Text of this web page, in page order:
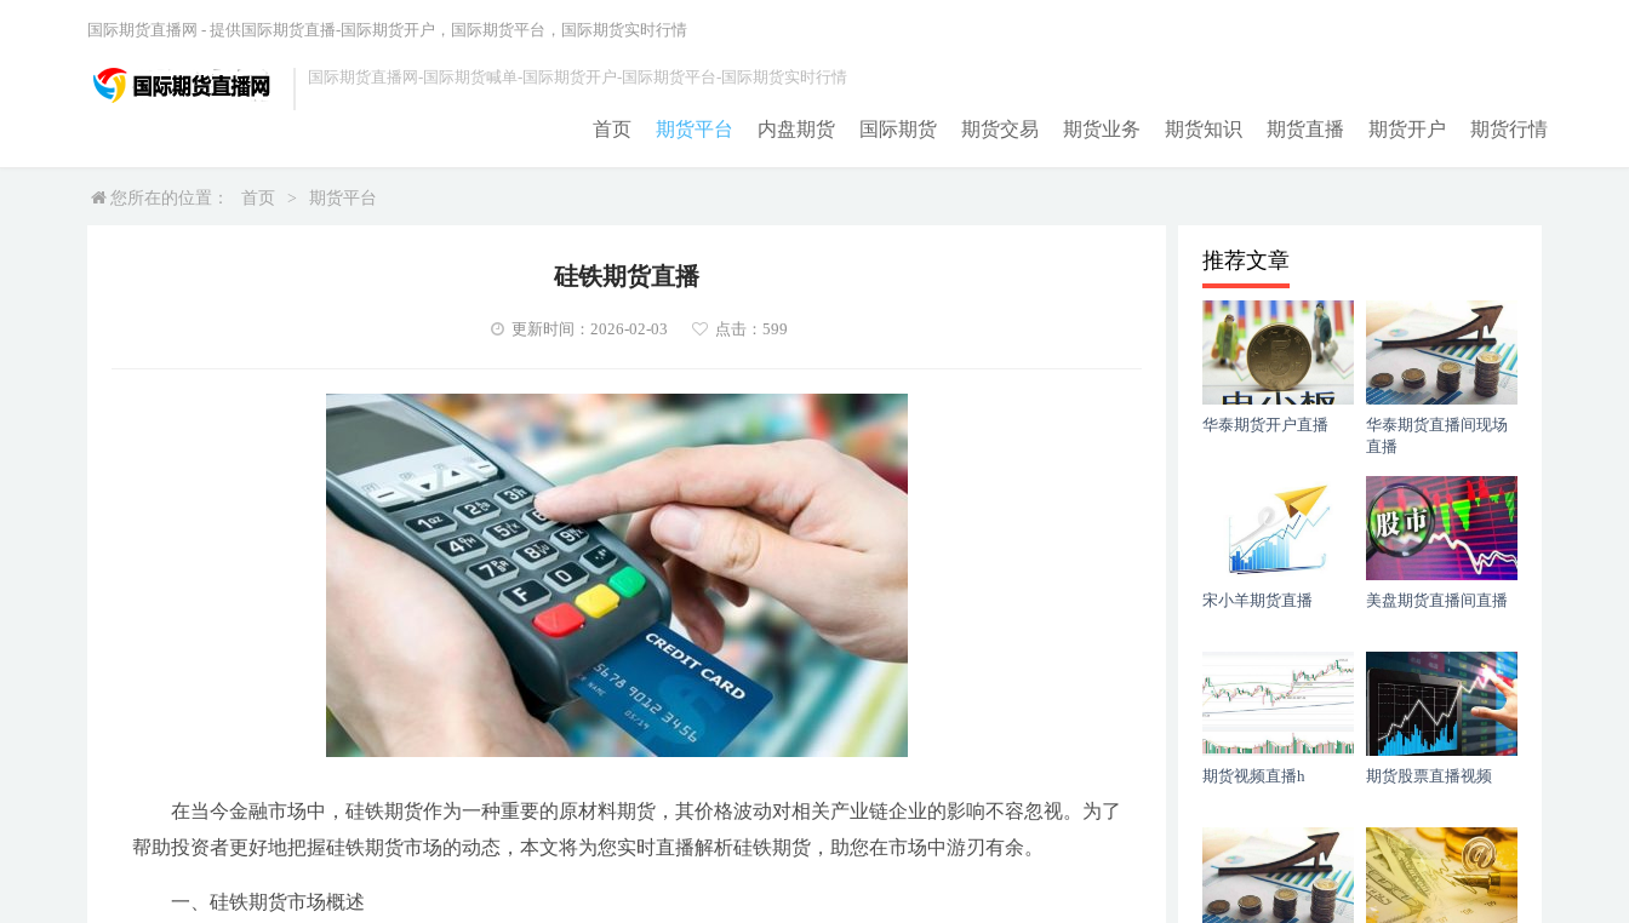
国际期货直播网-国际期货喊单-国际期货开户-国际期货平台-国际期货实时行情
首页 期货平台 内盘期货 国际期货 期货交易 期货业务 期货知识 期货直播 期货开户 期货行情
国际期货直播网 - 提供国际期货直播-国际期货开户，国际期货平台，国际期货实时行情
您所在的位置： 首页 > 期货平台
硅铁期货直播
更新时间：2026-02-03 点击：599
在当今金融市场中，硅铁期货作为一种重要的原材料期货，其价格波动对相关产业链企业的影响不容忽视。为了
帮助投资者更好地把握硅铁期货市场的动态，本文将为您实时直播解析硅铁期货，助您在市场中游刃有余。
一、硅铁期货市场概述
推荐文章
华泰期货开户直播
华泰期货直播间现场
直播
宋小羊期货直播 美盘期货直播间直播
期货视频直播h 期货股票直播视频